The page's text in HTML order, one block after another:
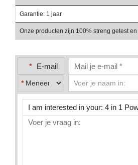
Garantie: 1 jaar
Onze producten zijn 100% streng getest
* E-mail
*